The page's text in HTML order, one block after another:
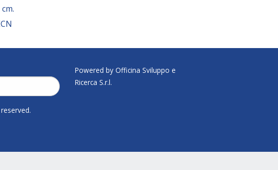
Powered by Officina Sviluppo e
Ricerca S.r.l.